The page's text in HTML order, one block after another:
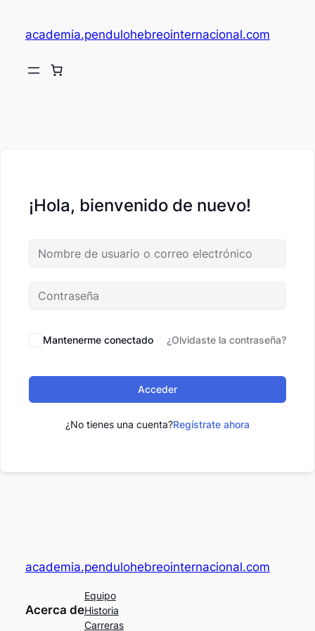
academia.pendulohebreointernacional.com
¡Hola, bienvenido de nuevo!
Mantenerme conectado ¿Olvidaste la contraseña?
Acceder
¿No tienes una cuenta?Regístrate ahora
academia.pendulohebreointernacional.com
Acerca de
Equipo
Historia
Carreras